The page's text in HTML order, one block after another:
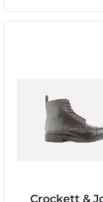
Crockett &